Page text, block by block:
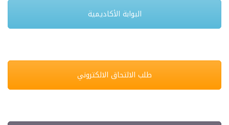
البوابة الأكاديمية
طلب الالتحاق الالكتروني